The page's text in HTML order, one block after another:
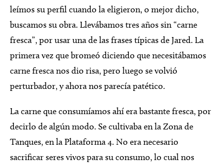
leímos su perfil cuando la eligieron, o mejor dicho,
buscamos su obra. Llevábamos tres años sin “carne
fresca”, por usar una de las frases típicas de Jared. La
primera vez que bromeó diciendo que necesitábamos
carne fresca nos dio risa, pero luego se volvió
perturbador, y ahora nos parecía patético.
La carne que consumíamos ahí era bastante fresca, por
decirlo de algún modo. Se cultivaba en la Zona de
Tanques, en la Plataforma 4. No era necesario
sacrificar seres vivos para su consumo, lo cual nos